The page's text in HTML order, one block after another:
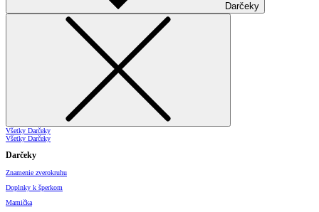
Darčeky
Všetky Darčeky
Všetky Darčeky
Darčeky
Znamenie zverokruhu
Doplnky k šperkom
Mamička